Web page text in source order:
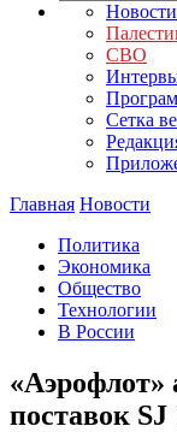
Новости
СВО
Сетка
Главная Новости
Политика
Экономика
Общество
Технологии
В России
«Аэрофлот»
поставок